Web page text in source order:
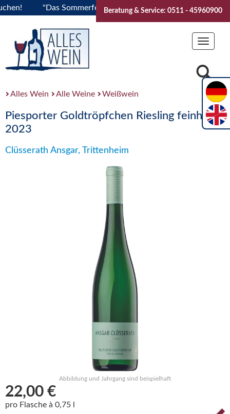
"Das Sommerfest 2026" Vive la Bourgogne..Tickets jetzt
Beratung & Service: 0511 - 45960900
Toggle
Alles Wein Alle Weine Weißwein
Piesporter Goldtröpfchen Riesling feinherb
2023
Clüsserath Ansgar, Trittenheim
Abbildung und Jahrgang sind beispielhaft
22,00 €
pro Flasche à 0,75 l